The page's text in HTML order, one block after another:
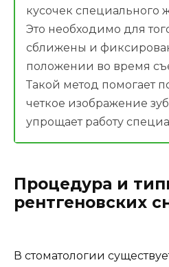
кусочек специального
Это необходимо для
сближены и
положении во время
Такой метод помогает
четкое изображение
упрощает работу
Процедура и
рентгеновских
В стоматологии